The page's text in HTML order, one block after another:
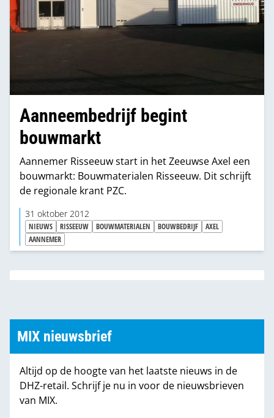
Aanneembedrijf begint
bouwmarkt
Aannemer Risseeuw start in het Zeeuwse Axel een
bouwmarkt: Bouwmaterialen Risseeuw. Dit schrijft
de regionale krant PZC.
31 oktober 2012
NIEUWS RISSEEUW BOUWMATERIALEN BOUWBEDRIJF
AXEL
AANNEMER
MIX nieuwsbrief
Altijd op de hoogte van het laatste nieuws in de
DHZ-retail. Schrijf je nu in voor de nieuwsbrieven
van MIX.